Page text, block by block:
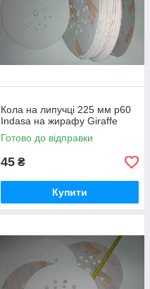
Кола на липучці 225 мм р60
Indasa на жирафу Giraffe
Готово до відправки
45 ₴
Купити